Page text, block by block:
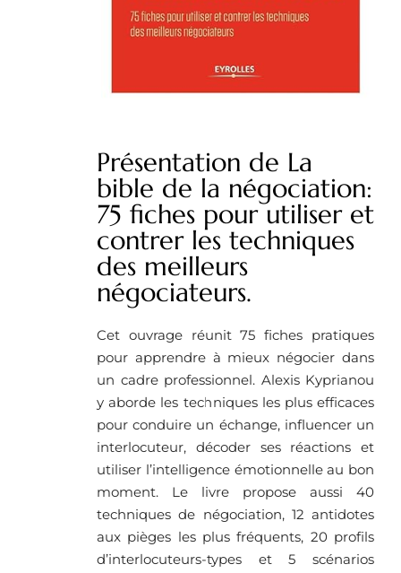
Présentation de La
bible de la négociation:
75 fiches pour utiliser et
contrer les techniques
des meilleurs
négociateurs.
Cet ouvrage réunit 75 fiches pratiques
pour apprendre à mieux négocier dans
un cadre professionnel. Alexis Kyprianou
y aborde les techniques les plus efficaces
pour conduire un échange, influencer un
interlocuteur, décoder ses réactions et
utiliser l’intelligence émotionnelle au bon
moment. Le livre propose aussi 40
techniques de négociation, 12 antidotes
aux pièges les plus fréquents, 20 profils
d’interlocuteurs-types et 5 scénarios